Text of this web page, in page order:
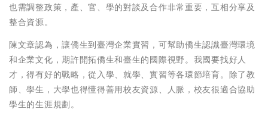
也需調整政策，產、官、學的對談及合作非常重要，互相分享及
整合資源。
陳文章認為，讓僑生到臺灣企業實習，可幫助僑生認識臺灣環境
和企業文化，期許開拓僑生和臺生的國際視野。我國要找好人
才，得有好的戰略，從入學、就學、實習等各環節培育。除了教
師、學生，大學也得懂得善用校友資源、人脈，校友很適合協助
學生的生涯規劃。